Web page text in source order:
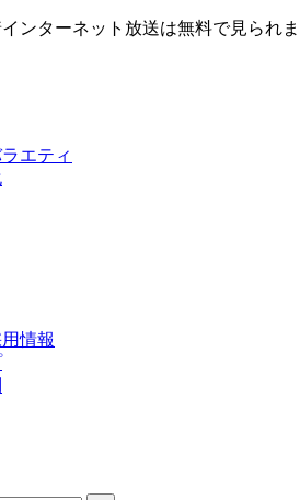
ンターネット放送は無料で見られま
エティ
情報